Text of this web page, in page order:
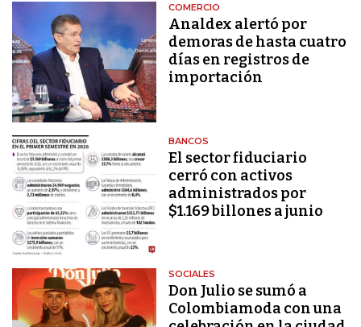
COMERCIO
Analdex alertó por
demoras de hasta cuatro
días en registros de
importación
BANCOS
El sector fiduciario
cerró con activos
administrados por
$1.169 billones a junio
SOCIALES
Don Julio se sumó a
Colombiamoda con una